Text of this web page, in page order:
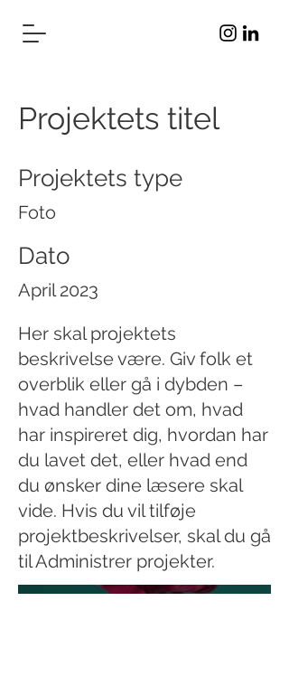
Projektets titel
Projektets type
Foto
Dato
April 2023
Her skal projektets
beskrivelse være. Giv folk et
overblik eller gå i dybden –
hvad handler det om, hvad
har inspireret dig, hvordan har
du lavet det, eller hvad end
du ønsker dine læsere skal
vide. Hvis du vil tilføje
projektbeskrivelser, skal du gå
til Administrer projekter.